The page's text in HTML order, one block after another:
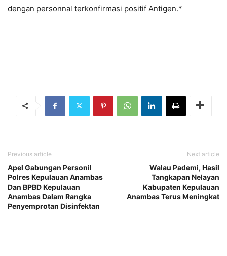
dengan personnal terkonfirmasi positif Antigen.*
Previous article
Apel Gabungan Personil
Polres Kepulauan Anambas
Dan BPBD Kepulauan
Anambas Dalam Rangka
Penyemprotan Disinfektan
Next article
Walau Pademi, Hasil
Tangkapan Nelayan
Kabupaten Kepulauan
Anambas Terus Meningkat